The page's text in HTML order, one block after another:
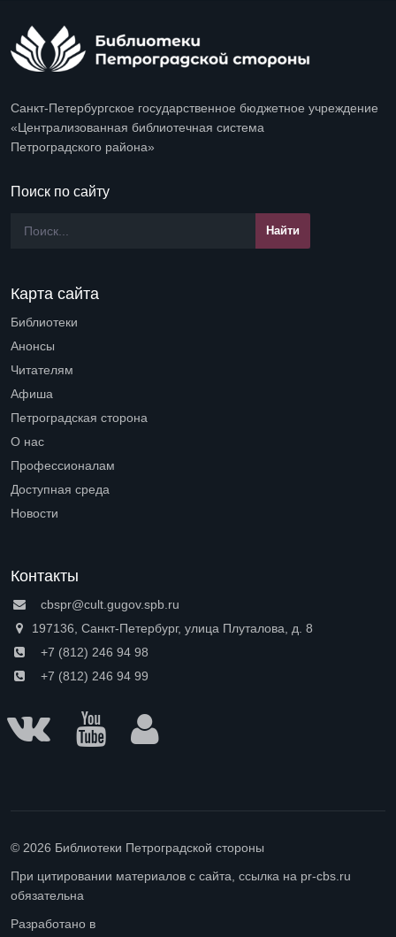
Санкт-Петербургское государственное бюджетное учреждение
«Централизованная библиотечная система
Петроградского района»
Поиск по сайту
Карта сайта
Библиотеки
Анонсы
Читателям
Афиша
Петроградская сторона
О нас
Профессионалам
Доступная среда
Новости
Контакты
cbspr@cult.gugov.spb.ru
197136, Санкт-Петербург, улица Плуталова, д. 8
+7 (812) 246 94 98
+7 (812) 246 94 99
© 2026 Библиотеки Петроградской стороны
При цитировании материалов с сайта, ссылка на pr-cbs.ru
обязательна
Разработано в